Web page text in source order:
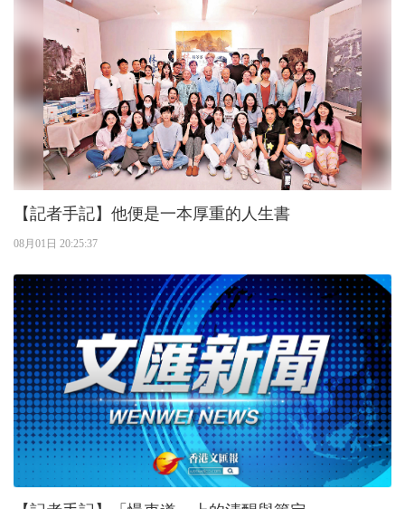
【記者手記】他便是一本厚重的人生書
08月01日 20:25:37